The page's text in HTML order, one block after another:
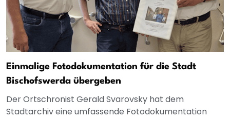
Einmalige Fotodokumentation für die Stadt
Bischofswerda übergeben
Der Ortschronist Gerald Svarovsky hat dem
Stadtarchiv eine umfassende Fotodokumentation